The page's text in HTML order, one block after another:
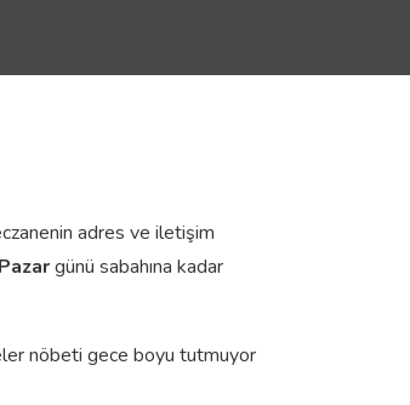
adres ve iletişim
günü sabahına kadar
nöbeti gece boyu tutmuyor